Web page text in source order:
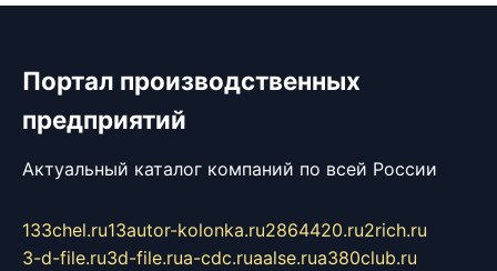
Портал производственных
предприятий
Актуальный каталог компаний по всей России
133chel.ru13autor-kolonka.ru2864420.ru2rich.ru
3-d-file.ru3d-file.rua-cdc.ruaalse.rua380club.ru